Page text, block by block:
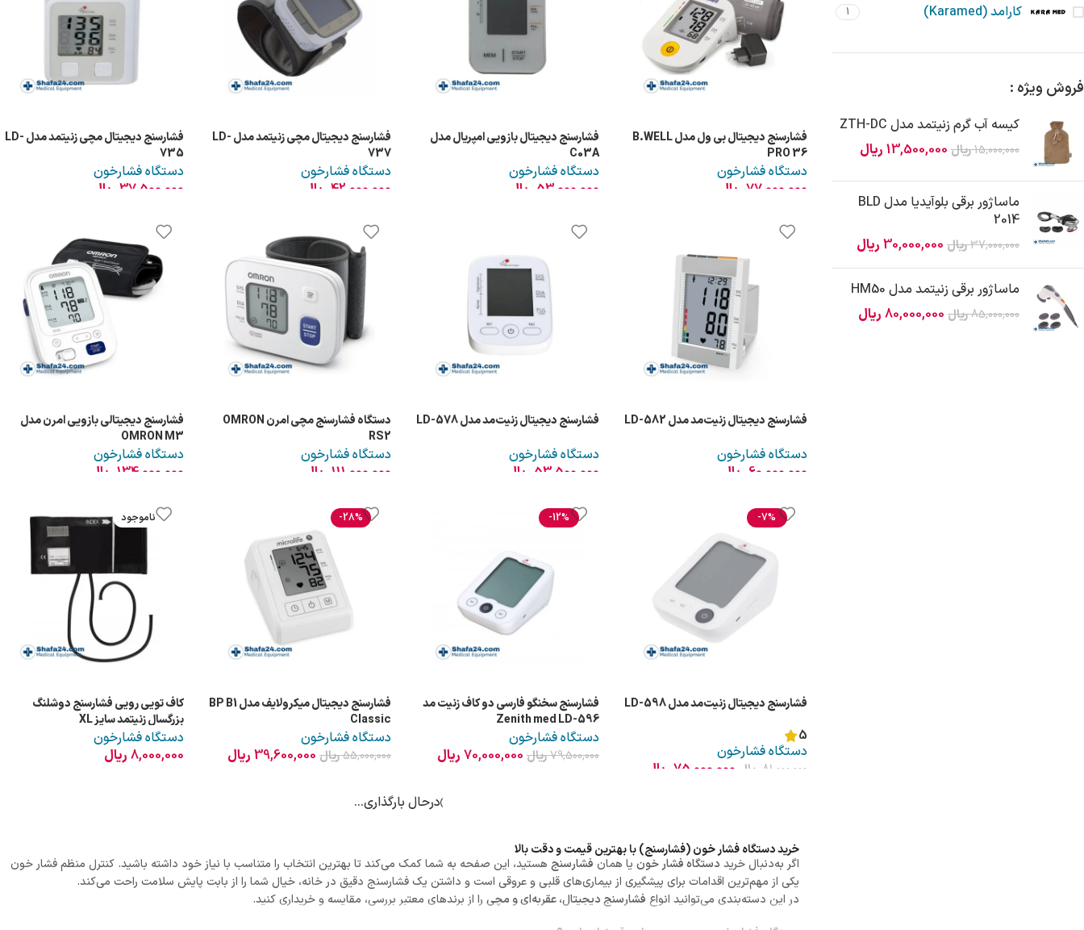
کارامد (Karamed) 1
فروش ویژه :
کیسه آب گرم زنیتمد مدل ZTH-DC
15,000,000ریال 13,500,000 ریال
ماساژور برقی بلوآیدیا مدل BLD
2014
37,000,000ریال 30,000,000 ریال
ماساژور برقی زنیتمد مدل HM50
85,000,000ریال 80,000,000 ریال
فشارسنج دیجیتال بی ول مدل B.WELL
PRO 36
دستگاه فشارخون
77,000,000 ریال
فشارسنج دیجیتال بازویی امپریال مدل
C03A
دستگاه فشارخون
53,000,000 ریال
فشارسنج دیجیتال مچی زنیتمد مدل LD-
737
دستگاه فشارخون
42,000,000 ریال
فشارسنج دیجیتال مچی زنیتمد مدل LD-
735
دستگاه فشارخون
37,500,000 ریال
فشارسنج دیجیتال زنیت‌مد مدل LD-582
دستگاه فشارخون
60,000,000 ریال
فشارسنج دیجیتال زنیت‌مد مدل LD-578
دستگاه فشارخون
53,500,000 ریال
دستگاه فشارسنج مچی امرن OMRON
RS2
دستگاه فشارخون
111,000,000 ریال
فشارسنج دیجیتالی بازویی امرن مدل
OMRON M3
دستگاه فشارخون
134,000,000 ریال
-7%
فشارسنج دیجیتال زنیت‌مد مدل LD-598
5
دستگاه فشارخون
81,000,000 ریال 75,000,000 ریال
-12%
فشارسنج سخنگو فارسی دو کاف زنیت مد
Zenith med LD-596
دستگاه فشارخون
79,500,000ریال 70,000,000 ریال
-28%
فشارسنج دیجیتال میکرولایف مدل BP B1
Classic
دستگاه فشارخون
55,000,000ریال 39,600,000 ریال
ناموجود
کاف تویی رویی فشارسنج دوشلنگ
بزرگسال زنیتمد سایز XL
دستگاه فشارخون
8,000,000 ریال
درحال بارگذاری...
خرید دستگاه فشار خون (فشارسنج) با بهترین قیمت و دقت بالا
اگر به‌دنبال خرید دستگاه فشار خون یا همان فشارسنج هستید، این صفحه به شما کمک می‌کند تا بهترین انتخاب را متناسب با نیاز خود داشته باشید. کنترل منظم فشار خون
یکی از مهم‌ترین اقدامات برای پیشگیری از بیماری‌های قلبی و عروقی است و داشتن یک فشارسنج دقیق در خانه، خیال شما را از بابت پایش سلامت راحت می‌کند.
در این دسته‌بندی می‌توانید انواع فشارسنج دیجیتال، عقربه‌ای و مچی را از برندهای معتبر بررسی، مقایسه و خریداری کنید.